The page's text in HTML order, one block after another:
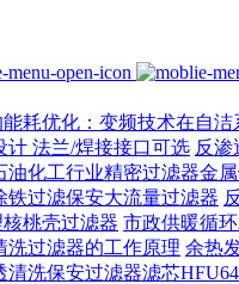
耗优化：变频技术在自洁
计 法兰/焊接接口可选‌ 反渗
油化工行业精密过滤器金
铁过滤保安大流量过滤器
桃壳过滤器 市政供暖循
洗过滤器的工作原理 余热
清洗保安过滤器滤芯